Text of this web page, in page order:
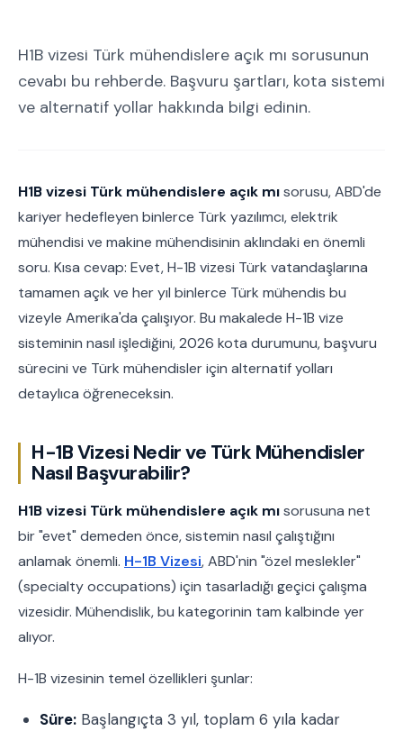
H1B vizesi Türk mühendislere açık mı sorusunun
cevabı bu rehberde. Başvuru şartları, kota sistemi
ve alternatif yollar hakkında bilgi edinin.
H1B vizesi Türk mühendislere açık mısorusu, ABD'de
kariyer hedefleyen binlerce Türk yazılımcı, elektrik
mühendisi ve makine mühendisinin aklındaki en önemli
soru. Kısa cevap: Evet, H-1B vizesi Türk vatandaşlarına
tamamen açık ve her yıl binlerce Türk mühendis bu
vizeyle Amerika'da çalışıyor. Bu makalede H-1B vize
sisteminin nasıl işlediğini, 2026 kota durumunu, başvuru
sürecini ve Türk mühendisler için alternatif yolları
detaylıca öğreneceksin.
H-1B Vizesi Nedir ve Türk Mühendisler
Nasıl Başvurabilir?
H1B vizesi Türk mühendislere açık mısorusuna net
bir "evet" demeden önce, sistemin nasıl çalıştığını
anlamak önemli. H-1B Vizesi, ABD'nin "özel meslekler"
(specialty occupations) için tasarladığı geçici çalışma
vizesidir. Mühendislik, bu kategorinin tam kalbinde yer
alıyor.
H-1B vizesinin temel özellikleri şunlar:
Süre: Başlangıçta 3 yıl, toplam 6 yıla kadar